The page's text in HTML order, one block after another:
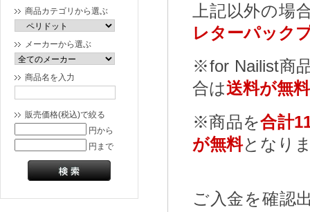
商品カテゴリから選ぶ
メーカーから選ぶ
商品名を入力
販売価格(税込)で絞る
円から
円まで
上記以外の場
レターパック
※for Nailist商
合は送料が無料
※商品を合計
が無料となり
ご入金を確認